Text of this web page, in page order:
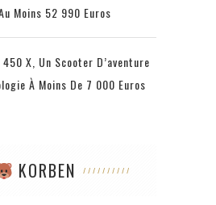
Moins 52 990 Euros
450 X, Un Scooter D’aventure
À Moins De 7 000 Euros
KORBEN